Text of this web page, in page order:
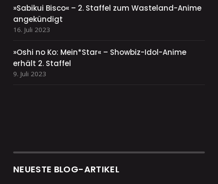
»Sabikui Bisco« – 2. Staffel zum Wasteland-Anime
angekündigt
16. Juli 2023
»Oshi no Ko: Mein*Star« – Showbiz-Idol-Anime
erhält 2. Staffel
9. Juli 2023
NEUESTE BLOG-ARTIKEL